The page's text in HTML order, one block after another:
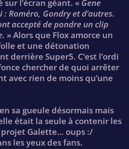
l’écran géant. « Gene
Roméro, Gondry et d’autres.
accepté de pondre un clip
» Alors que Flox amorce un
et une détonation
derrière Super5. C’est l’ordi
chercher de quoi arrêter
avec rien de moins qu’une
sa gueule désormais mais
était la seule à contenir les
Galette… oups :/
les yeux des fans.